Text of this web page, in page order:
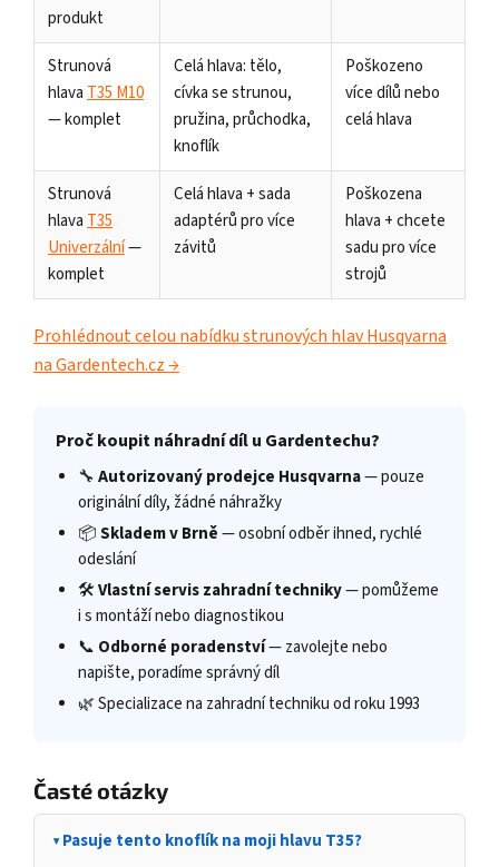
produkt
Strunová
hlava T35 M10
— komplet
Celá hlava: tělo,
cívka se strunou,
pružina, průchodka,
knoflík
Poškozeno
více dílů nebo
celá hlava
Strunová
hlava T35
Univerzální—
komplet
Celá hlava + sada
adaptérů pro více
závitů
Poškozena
hlava + chcete
sadu pro více
strojů
Prohlédnout celou nabídku strunových hlav Husqvarna
na Gardentech.cz →
Proč koupit náhradní díl u Gardentechu?
🔧Autorizovaný prodejce Husqvarna— pouze
originální díly, žádné náhražky
📦Skladem v Brně— osobní odběr ihned, rychlé
odeslání
🛠️Vlastní servis zahradní techniky— pomůžeme
i s montáží nebo diagnostikou
📞 Odborné poradenství— zavolejte nebo
napište, poradíme správný díl
🌿 Specializace na zahradní techniku od roku 1993
Časté otázky
Pasuje tento knoflík na moji hlavu T35?